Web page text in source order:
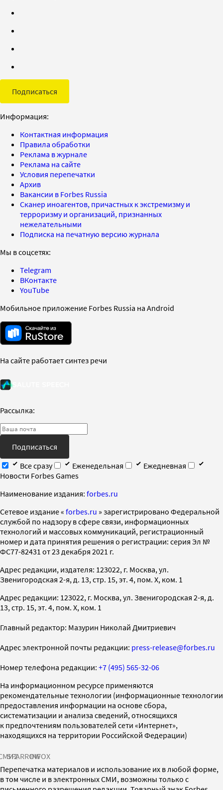
Подписаться
Информация:
Контактная информация
Правила обработки
Реклама в журнале
Реклама на сайте
Условия перепечатки
Архив
Вакансии в Forbes Russia
Сканер иноагентов, причастных к экстремизму и
терроризму и организаций, признанных
нежелательными
Подписка на печатную версию журнала
Мы в соцсетях:
Telegram
ВКонтакте
YouTube
Мобильное приложение Forbes Russia на Android
На сайте работает синтез речи
Рассылка:
Подписаться
Все сразу
Еженедельная
Ежедневная
Новости Forbes Games
Наименование издания: forbes.ru
Cетевое издание « forbes.ru » зарегистрировано Федеральной
службой по надзору в сфере связи, информационных
технологий и массовых коммуникаций, регистрационный
номер и дата принятия решения о регистрации: серия Эл №
ФС77-82431 от 23 декабря 2021 г.
Адрес редакции, издателя: 123022, г. Москва, ул.
Звенигородская 2-я, д. 13, стр. 15, эт. 4, пом. X, ком. 1
Адрес редакции: 123022, г. Москва, ул. Звенигородская 2-я, д.
13, стр. 15, эт. 4, пом. X, ком. 1
Главный редактор: Мазурин Николай Дмитриевич
Адрес электронной почты редакции: press-release@forbes.ru
Номер телефона редакции: +7 (495) 565-32-06
На информационном ресурсе применяются
рекомендательные технологии (информационные технологии
предоставления информации на основе сбора,
систематизации и анализа сведений, относящихся
к предпочтениям пользователей сети «Интернет»,
находящихся на территории Российской Федерации)
SPARROWINFOX
Перепечатка материалов и использование их в любой форме,
в том числе и в электронных СМИ, возможны только с